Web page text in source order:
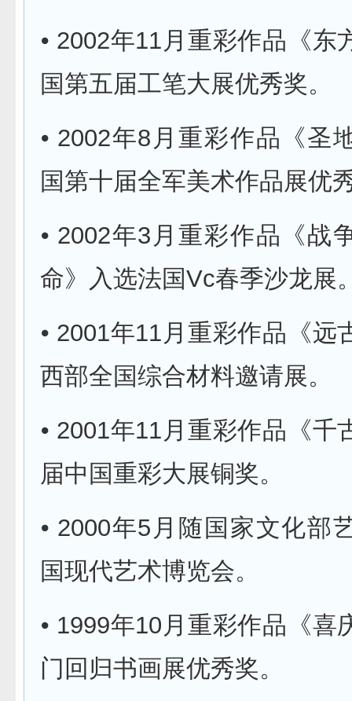
⦁ 2002年11月重彩作品《东
国第五届工笔大展优秀奖。
⦁ 2002年8月重彩作品《圣
国第十届全军美术作品展优
⦁ 2002年3月重彩作品《战
命》入选法国Vc春季沙龙展
⦁ 2001年11月重彩作品《远
西部全国综合材料邀请展。
⦁ 2001年11月重彩作品《千
届中国重彩大展铜奖。
⦁ 2000年5月随国家文化部
国现代艺术博览会。
⦁ 1999年10月重彩作品《喜
门回归书画展优秀奖。